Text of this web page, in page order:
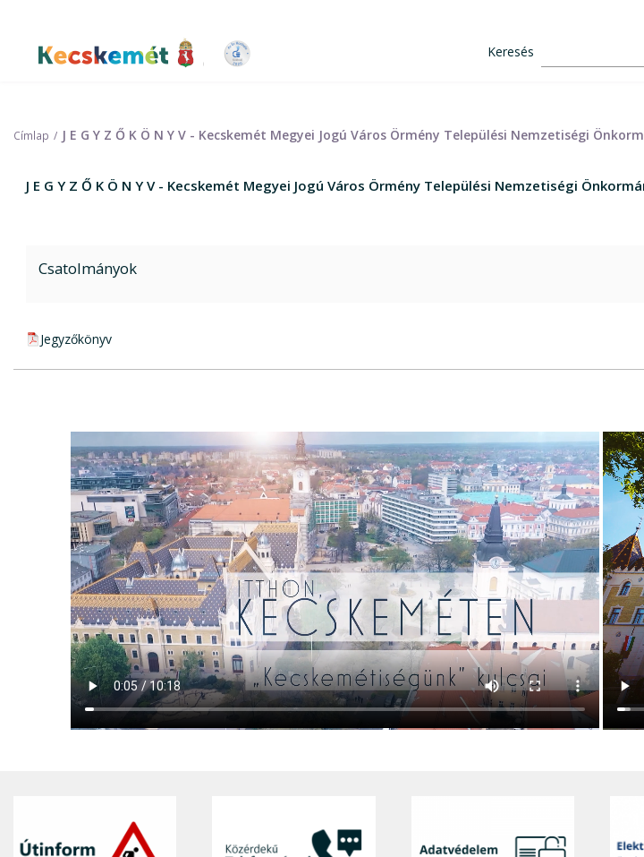
tartalomra
Kecskemét Város Honlapja
Keresés
Címlap J E G Y Z Ő K Ö N Y V - Kecskemét Megyei Jogú Város Örmény Települési Nemzetiségi
J E G Y Z Ő K Ö N Y V - Kecskemét Megyei Jogú Város Örmény Települési Nemzetiségi
Csatolmányok
pdf csatolmány:
Jegyzőkönyv